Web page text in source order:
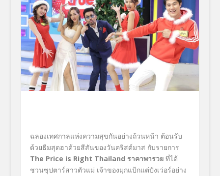
ฉลองเทศกาลแห่งความสุขกันอย่างถ้วนหน้า ต้อนรับ
ด้วยธีมสุดฮาด้วยสีสันของวันคริสต์มาส กับรายการ
The Price is Right Thailand ราคาพารวยที่ได้
ชวนซุปตาร์สาวตัวแม่ เจ้าของมุกแป้กแต่ปังเว่อร์อย่าง